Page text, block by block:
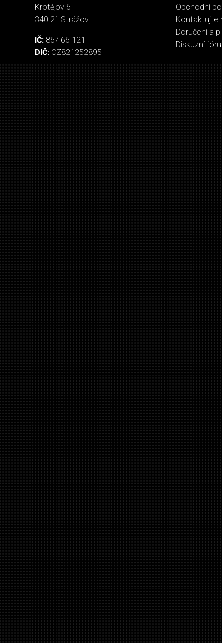
Krotějov 6
340 21 Strážov
IČ: 867 66 121
DIČ: CZ821252895
Obchodní
Kontaktujte
Doručení a
Diskuzní